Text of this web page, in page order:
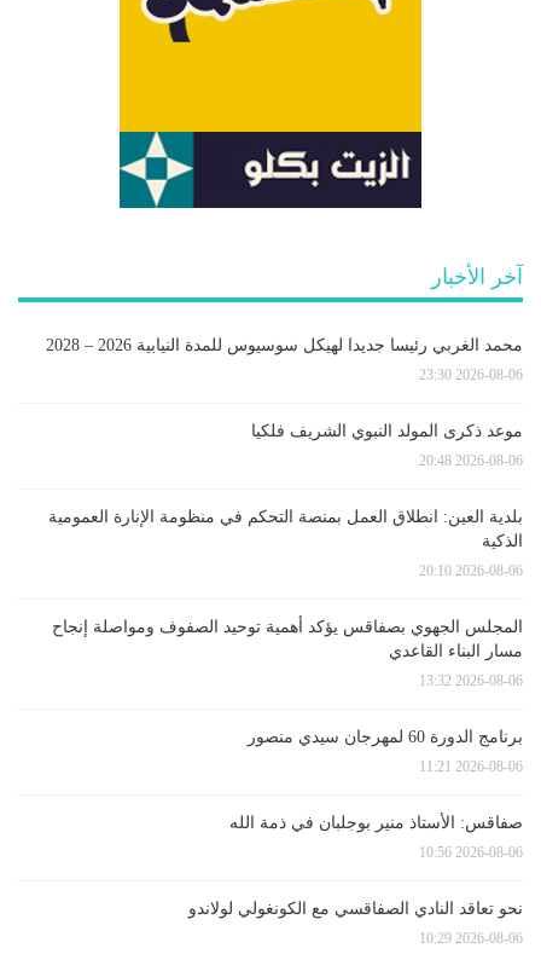
آخر الأخبار
محمد الغربي رئيسا جديدا لهيكل سوسيوس للمدة النيابية 2026 – 2028
2026-08-06 23:30
موعد ذكرى المولد النبوي الشريف فلكيا
2026-08-06 20:48
بلدية العين: انطلاق العمل بمنصة التحكم في منظومة الإنارة العمومية
الذكية
2026-08-06 20:10
المجلس الجهوي بصفاقس يؤكد أهمية توحيد الصفوف ومواصلة إنجاح
مسار البناء القاعدي
2026-08-06 13:32
برنامج الدورة 60 لمهرجان سيدي منصور
2026-08-06 11:21
صفاقس: الأستاذ منير بوجلبان في ذمة الله
2026-08-06 10:56
نحو تعاقد النادي الصفاقسي مع الكونغولي لولاندو
2026-08-06 10:29